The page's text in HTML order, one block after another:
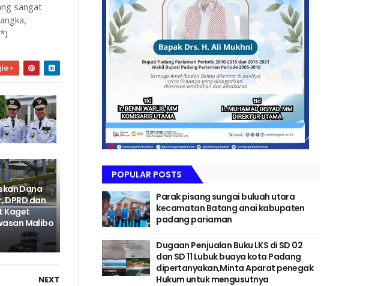
sangat
Dana
DPRD dan
Kaget
Malibo
NEXT
POPULAR POSTS
Parak pisang sungai buluah utara
kecamatan Batang anai kabupaten
padang pariaman
Dugaan Penjualan Buku LKS di SD 02
dan SD 11 Lubuk buaya kota Padang
dipertanyakan,Minta Aparat penegak
Hukum untuk mengusutnya